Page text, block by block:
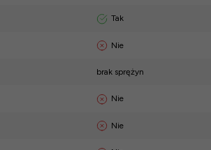
Tak
Nie
brak sprężyn
Nie
Nie